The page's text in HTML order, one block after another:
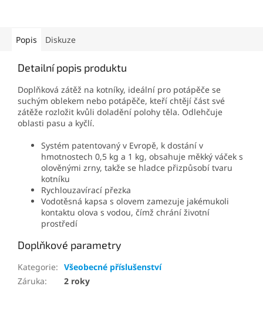
Popis Diskuze
Detailní popis produktu
Doplňková zátěž na kotníky, ideální pro potápěče se
suchým oblekem nebo potápěče, kteří chtějí část své
zátěže rozložit kvůli doladění polohy těla. Odlehčuje
oblasti pasu a kyčlí.
Systém patentovaný v Evropě, k dostání v
hmotnostech 0,5 kg a 1 kg, obsahuje měkký váček s
olověnými zrny, takže se hladce přizpůsobí tvaru
kotníku
Rychlouzavírací přezka
Vodotěsná kapsa s olovem zamezuje jakémukoli
kontaktu olova s vodou, čímž chrání životní
prostředí
Doplňkové parametry
Kategorie: Všeobecné příslušenství
Záruka: 2 roky